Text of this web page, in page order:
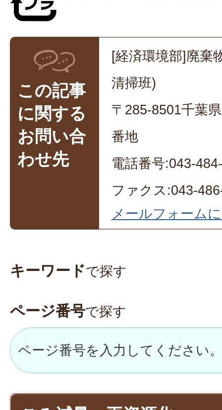
この記事
に関する
お問い合
わせ先
[経済環境部]廃棄
清掃班)
〒285-8501千葉
番地
電話番号:043-
ファクス:043-
メールフォーム
キーワードで探す
ページ番号で探す